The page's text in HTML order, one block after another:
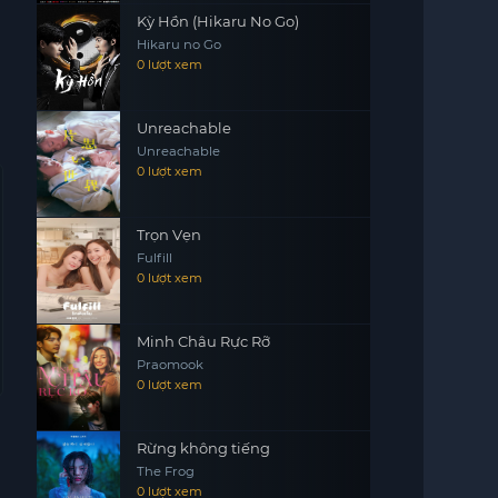
Kỳ Hồn (Hikaru No Go)
Hikaru no Go
0 lượt xem
Unreachable
Unreachable
0 lượt xem
Trọn Vẹn
Fulfill
0 lượt xem
Minh Châu Rực Rỡ
Praomook
0 lượt xem
Rừng không tiếng
The Frog
0 lượt xem